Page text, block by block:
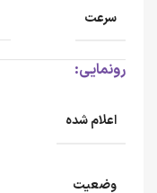
سرعت
رونمایی:
اعلام شده
وضعیت